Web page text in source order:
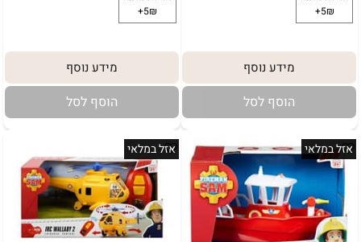
מידע נוסף
הוסף לסל
מידע נוסף
הוסף לסל
אזל במלאי אזל במלאי